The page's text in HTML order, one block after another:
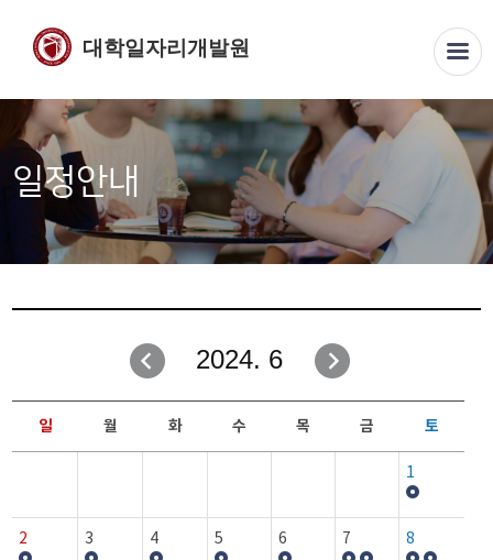
대학일자리개발원
일정안내
2024. 6
일 월 화 수 목 금 토
1
2 3 4 5 6 7 8